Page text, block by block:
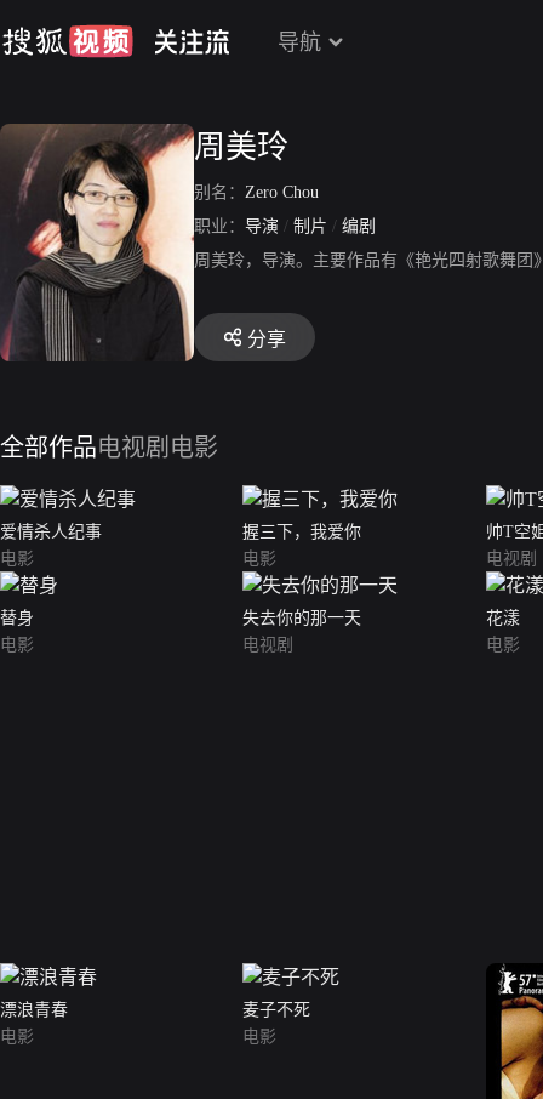
导航
周美玲
别名： Zero Chou
职业： 导演 / 制片 / 编剧
周美玲，导演。主要作品有《艳光四射歌舞
分享
全部作品电视剧 电影
爱情杀人纪事
电影
握三下，我爱你
电影
帅T空
电视剧
替身
电影
失去你的那一天
电视剧
花漾
电影
漂浪青春
电影
麦子不死
电影